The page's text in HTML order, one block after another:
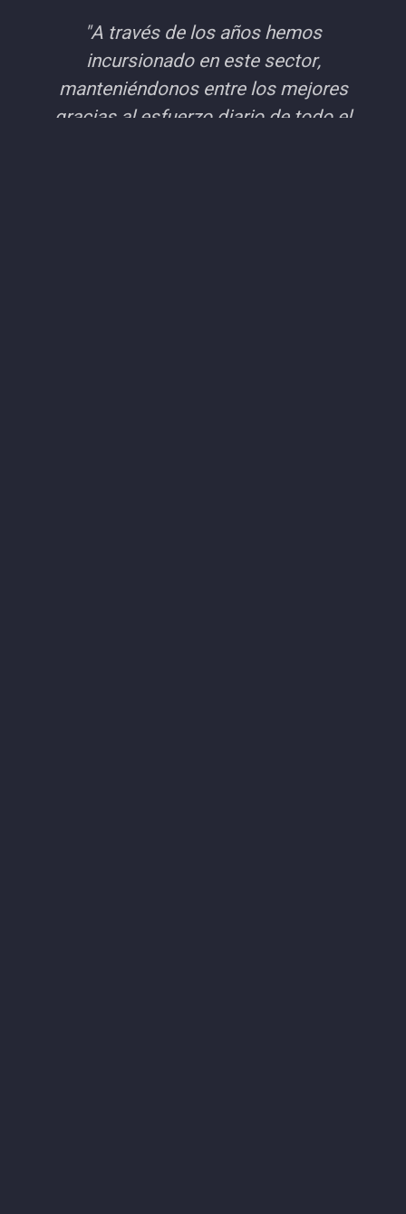
"A través de los años hemos
incursionado en este sector,
manteniéndonos entre los mejores
gracias al esfuerzo diario de todo el